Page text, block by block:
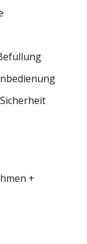
+